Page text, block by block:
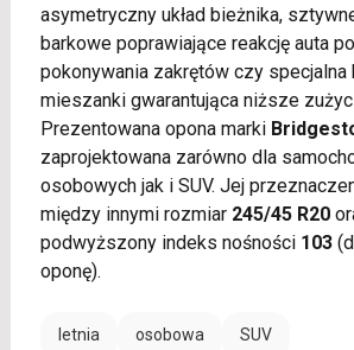
asymetryczny układ bieżnika,
barkowe poprawiające reakcję auta
pokonywania zakrętów czy specjalna
mieszanki gwarantująca niższe
Prezentowana opona marki
zaprojektowana zarówno dla
osobowych jak i SUV. Jej
między innymi rozmiar 245/45 R20
podwyższony indeks nośności 103
oponę).
letnia osobowa SUV